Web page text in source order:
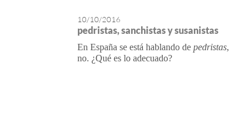
10/10/2016
pedristas, sanchistas y susanistas
En España se está hablando de pedristas,
no. ¿Qué es lo adecuado?